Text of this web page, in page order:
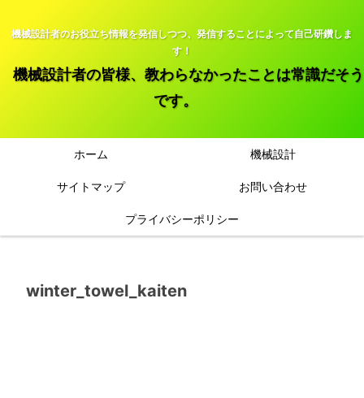
機械設計者のお役立ち情報を発信しつつ、発信することによって自己研鑽しま
す！
機械設計者の皆様、教わらなかったことは常識だそう
です。
ホーム 機械設計
サイトマップ お問い合わせ
プライバシーポリシー
winter_towel_kaiten